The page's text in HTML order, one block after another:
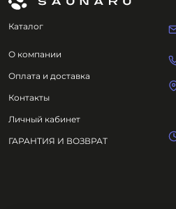
Каталог
О компании
Оплата и доставка
Контакты
Личный кабинет
ГАРАНТИЯ И ВОЗВРАТ